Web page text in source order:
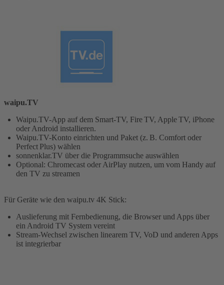
waipu.TV
Waipu.TV-App auf dem Smart-TV, Fire TV, Apple TV, iPhone
oder Android installieren.
Waipu.TV-Konto einrichten und Paket (z. B. Comfort oder
Perfect Plus) wählen
sonnenklar.TV über die Programmsuche auswählen
Optional: Chromecast oder AirPlay nutzen, um vom Handy auf
den TV zu streamen
Für Geräte wie den waipu.tv 4K Stick:
Auslieferung mit Fernbedienung, die Browser und Apps über
ein Android TV System vereint
Stream-Wechsel zwischen linearem TV, VoD und anderen Apps
ist integrierbar